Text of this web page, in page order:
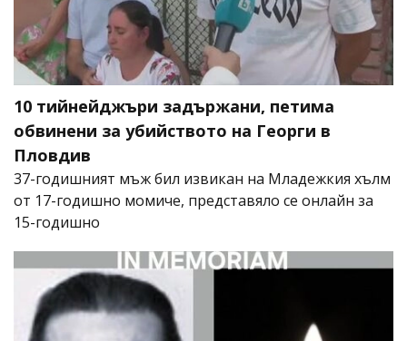
10 тийнейджъри задържани, петима
обвинени за убийството на Георги в
Пловдив
37-годишният мъж бил извикан на Младежкия хълм
от 17-годишно момиче, представяло се онлайн за
15-годишно